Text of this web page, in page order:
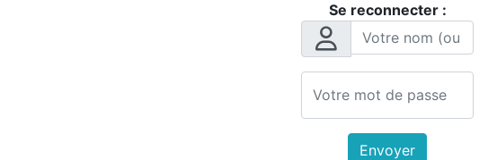
Se reconnecter :
Envoyer